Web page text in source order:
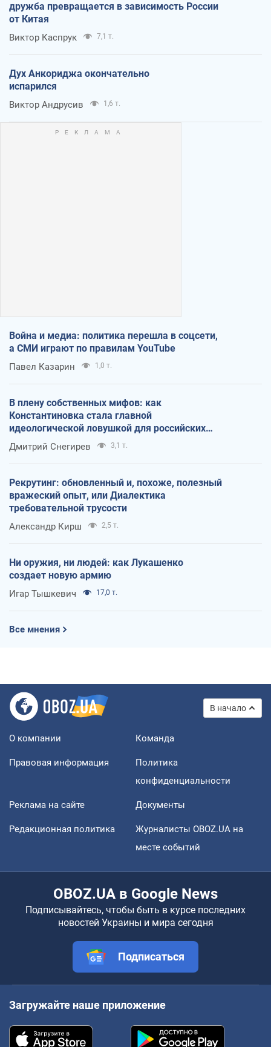
дружба превращается в зависимость России
от Китая
Виктор Каспрук 7,1 т.
Дух Анкориджа окончательно
испарился
Виктор Андрусив 1,6 т.
Война и медиа: политика перешла в соцсети,
а СМИ играют по правилам YouTube
Павел Казарин 1,0 т.
В плену собственных мифов: как
Константиновка стала главной
идеологической ловушкой для российских
оккупантов
Дмитрий Снегирев 3,1 т.
Рекрутинг: обновленный и, похоже, полезный
вражеский опыт, или Диалектика
требовательной трусости
Александр Кирш 2,5 т.
Ни оружия, ни людей: как Лукашенко
создает новую армию
Игар Тышкевич 17,0 т.
Все мнения
В начало
О компании Команда
Правовая информация
Политика
конфиденциальности
Реклама на сайте Документы
Редакционная политика
Журналисты OBOZ.UA на
месте событий
OBOZ.UA в Google News
Подписывайтесь, чтобы быть в курсе последних
новостей Украины и мира сегодня
Подписаться
Загружайте наше приложение